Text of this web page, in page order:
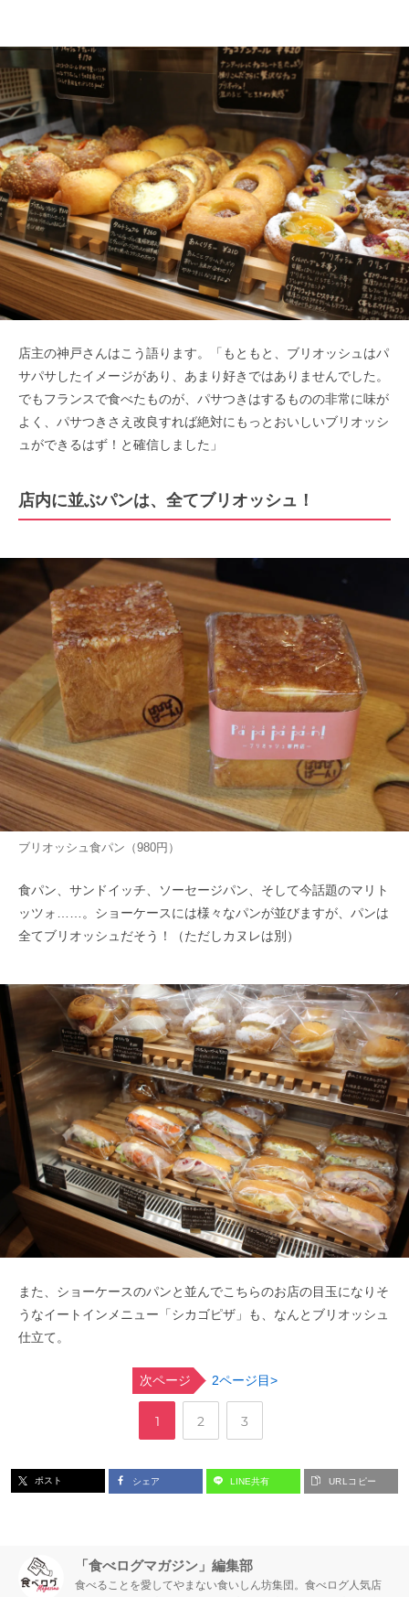
店主の神戸さんはこう語ります。「もともと、ブリオッシュはパ
サパサしたイメージがあり、あまり好きではありませんでした。
でもフランスで食べたものが、パサつきはするものの非常に味が
よく、パサつきさえ改良すれば絶対にもっとおいしいブリオッシ
ュができるはず！と確信しました」
店内に並ぶパンは、全てブリオッシュ！
ブリオッシュ食パン（980円）
食パン、サンドイッチ、ソーセージパン、そして今話題のマリト
ッツォ……。ショーケースには様々なパンが並びますが、パンは
全てブリオッシュだそう！（ただしカヌレは別）
また、ショーケースのパンと並んでこちらのお店の目玉になりそ
うなイートインメニュー「シカゴピザ」も、なんとブリオッシュ
仕立て。
次ページ 2ページ目>
ペ
ジ
1
,
ペ
ジ
2
,
ペ
ジ
3
ポスト シェア LINE共有 URLコピー
「食べログマガジン」編集部
食べることを愛してやまない食いしん坊集団。食べログ人気店